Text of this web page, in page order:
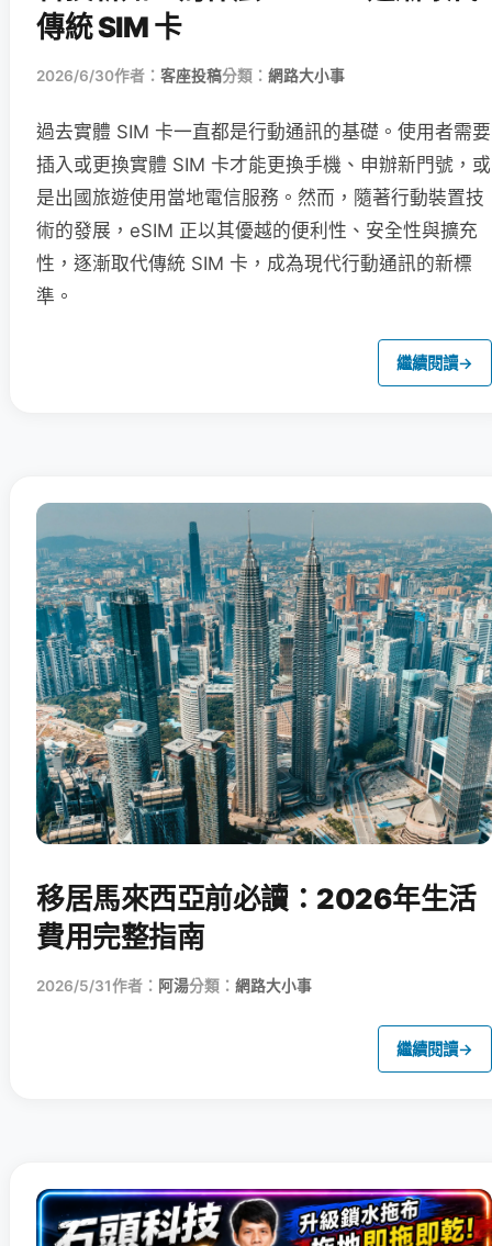
傳統 SIM 卡
2026/6/30作者： 客座投稿分類： 網路大小事
過去實體 SIM 卡一直都是行動通訊的基礎。使用者需要
插入或更換實體 SIM 卡才能更換手機、申辦新門號，或
是出國旅遊使用當地電信服務。然而，隨著行動裝置技
術的發展，eSIM 正以其優越的便利性、安全性與擴充
性，逐漸取代傳統 SIM 卡，成為現代行動通訊的新標
準。
繼續閱讀→
移居馬來西亞前必讀：2026年生活
費用完整指南
2026/5/31作者： 阿湯分類： 網路大小事
繼續閱讀→